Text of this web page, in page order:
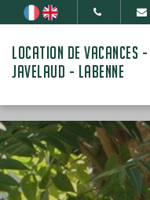
LOCATION DE VACANCES
JAVELAUD - LABENNE